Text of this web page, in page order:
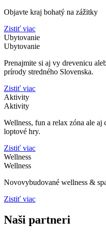
Objavte kraj bohatý na zážitky
Zistiť viac
Ubytovanie
Ubytovanie
Prenajmite si aj vy drevenicu
prírody stredného Slovenska.
Zistiť viac
Aktivity
Aktivity
Wellness, fun a relax zóna ale
loptové hry.
Zistiť viac
Wellness
Wellness
Novovybudované wellness &
Zistiť viac
Naši partneri